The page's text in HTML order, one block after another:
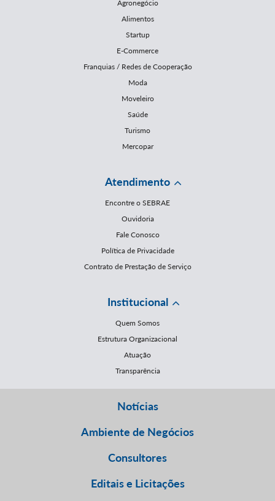
Agronegócio
Alimentos
Startup
E-Commerce
Franquias / Redes de Cooperação
Moda
Moveleiro
Saúde
Turismo
Mercopar
Atendimento
Encontre o SEBRAE
Ouvidoria
Fale Conosco
Política de Privacidade
Contrato de Prestação de Serviço
Institucional
Quem Somos
Estrutura Organizacional
Atuação
Transparência
Notícias
Ambiente de Negócios
Consultores
Editais e Licitações